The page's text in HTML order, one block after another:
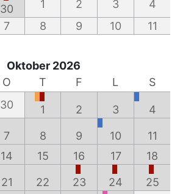
30 1 2 3
4
7 8 9 10 11
Oktober 2026
O T F L
S
30 1 2 3 4
7 8 9 10
11
14 15 16 17 18
21 22 23 24 25